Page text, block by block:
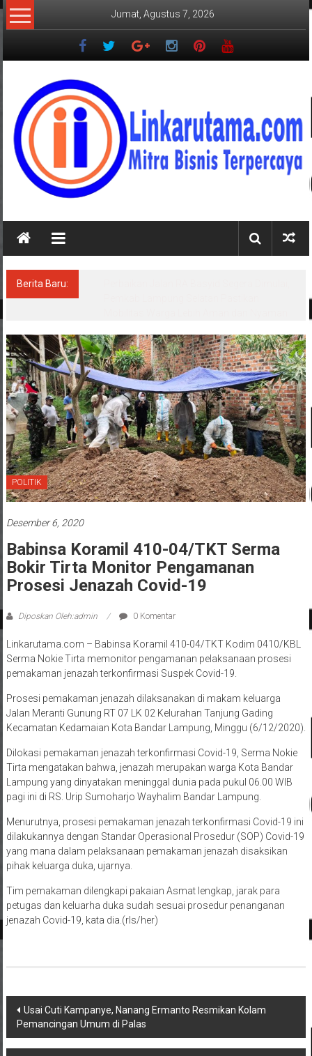
Lompat
ke
Jumat, Agustus 7, 2026
LINKARUTAMA.COM
Mitra
Terpercaya
Berita Baru:
POLITIK
Desember 6, 2020
Babinsa Koramil 410-04/TKT Serma
Bokir Tirta Monitor Pengamanan
Prosesi Jenazah Covid-19
Diposkan Oleh:admin 0 Komentar
Linkarutama.com – Babinsa Koramil 410-04/TKT Kodim 0410/KBL
Serma Nokie Tirta memonitor pengamanan pelaksanaan prosesi
pemakaman jenazah terkonfirmasi Suspek Covid-19.
Prosesi pemakaman jenazah dilaksanakan di makam keluarga
Jalan Meranti Gunung RT 07 LK 02 Kelurahan Tanjung Gading
Kecamatan Kedamaian Kota Bandar Lampung, Minggu (6/12/2020).
Dilokasi pemakaman jenazah terkonfirmasi Covid-19, Serma Nokie
Tirta mengatakan bahwa, jenazah merupakan warga Kota Bandar
Lampung yang dinyatakan meninggal dunia pada pukul 06.00 WIB
pagi ini di RS. Urip Sumoharjo Wayhalim Bandar Lampung.
Menurutnya, prosesi pemakaman jenazah terkonfirmasi Covid-19 ini
dilakukannya dengan Standar Operasional Prosedur (SOP) Covid-19
yang mana dalam pelaksanaan pemakaman jenazah disaksikan
pihak keluarga duka, ujarnya.
Tim pemakaman dilengkapi pakaian Asmat lengkap, jarak para
petugas dan keluarha duka sudah sesuai prosedur penanganan
jenazah Covid-19, kata dia.(rls/her)
Navigasi
pos
Usai Cuti Kampanye, Nanang Ermanto Resmikan Kolam
Pemancingan Umum di Palas